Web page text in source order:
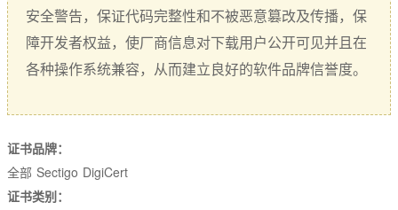
InstantSSL
AlphaSSL
CSR解析
SSL检测
安全警告，保证代码完整性和不被恶意篡改及传播，保
障开发者权益，使厂商信息对下载用户公开可见并且在
各种操作系统兼容，从而建立良好的软件品牌信誉度。
证书品牌：
全部 Sectigo DigiCert
证书类别：